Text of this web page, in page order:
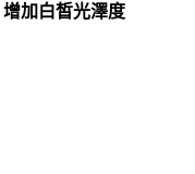
加白皙光澤度